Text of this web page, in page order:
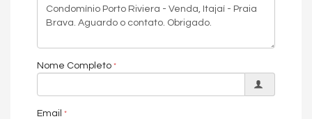
Nome Completo
Email